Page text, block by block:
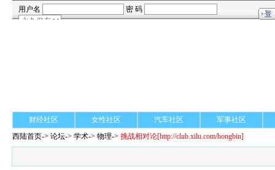
财经社区 女性社区 汽车社区
军事社区
西陆首页->论坛->学术-> 物理->挑战相对论[http://club.xilu.com/hongbin]